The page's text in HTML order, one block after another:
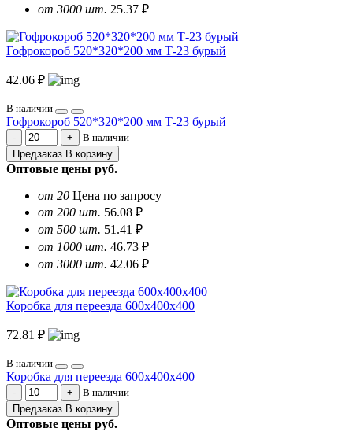
от 3000 шт. 25.37 ₽
Гофрокороб 520*320*200 мм Т-23 бурый
42.06 ₽
В наличии
Гофрокороб 520*320*200 мм Т-23 бурый
В наличии
Предзаказ В корзину
Оптовые цены руб.
от 20 Цена по запросу
от 200 шт. 56.08 ₽
от 500 шт. 51.41 ₽
от 1000 шт. 46.73 ₽
от 3000 шт. 42.06 ₽
Коробка для переезда 600х400х400
72.81 ₽
В наличии
Коробка для переезда 600х400х400
В наличии
Предзаказ В корзину
Оптовые цены руб.